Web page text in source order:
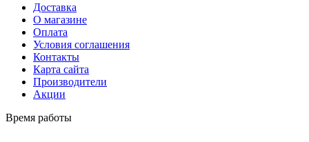
Доставка
О магазине
Оплата
Условия соглашения
Контакты
Карта сайта
Производители
Акции
Время работы